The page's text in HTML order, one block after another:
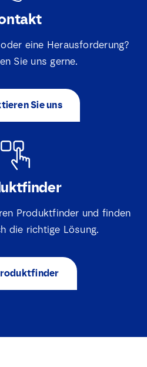
eine Herausforderung?
Sie uns gerne.
Sie uns
Produktfinder und finden
die richtige Lösung.